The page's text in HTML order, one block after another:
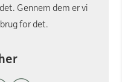
Gennem dem er vi
for det.